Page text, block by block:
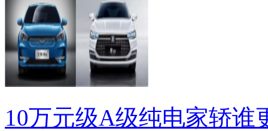
10万元级A级纯电家轿谁